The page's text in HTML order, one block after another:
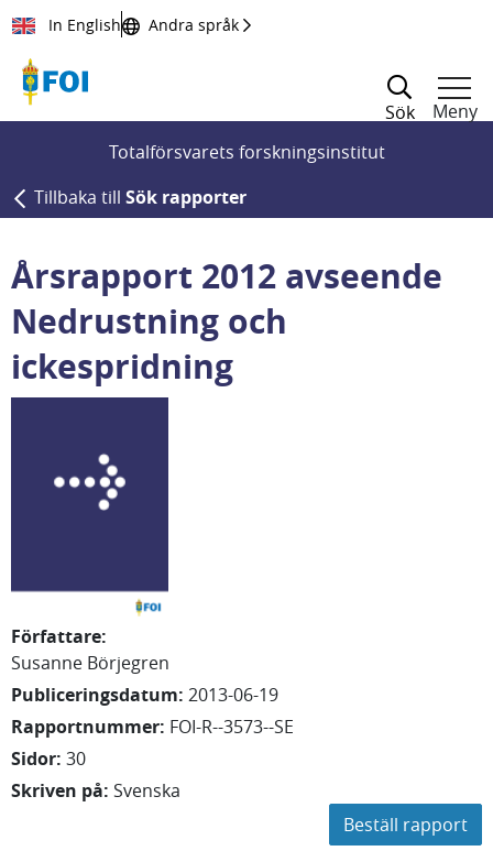
Till innehållet
In English Andra språk
Sök
Meny
Totalförsvarets forskningsinstitut
Tillbaka till Sök rapporter
Årsrapport 2012 avseende
Nedrustning och
ickespridning
Författare:
Susanne Börjegren
Publiceringsdatum: 2013-06-19
Rapportnummer: FOI-R--3573--SE
Sidor: 30
Skriven på: Svenska
Beställ rapport